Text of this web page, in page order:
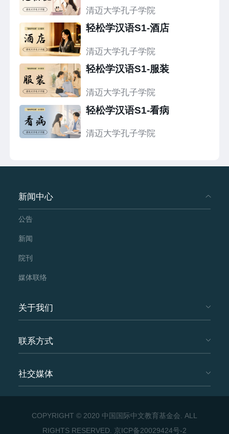
清迈大学孔子学院
轻松学汉语S1-酒店
清迈大学孔子学院
轻松学汉语S1-服装
清迈大学孔子学院
轻松学汉语S1-看病
清迈大学孔子学院
新闻中心
公告
新闻
院刊
媒体联络
关于我们
联系方式
社交媒体
COPYRIGHT © 2020 中国国际中文教育基金会. ALL
RIGHTS RESERVED. 京ICP备20029424号-2